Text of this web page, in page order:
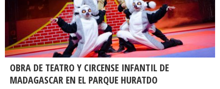
OBRA DE TEATRO Y CIRCENSE INFANTIL DE
MADAGASCAR EN EL PARQUE HURATDO